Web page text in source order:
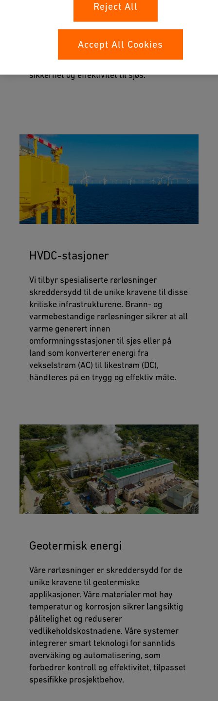
automatiseringsmuligheter, som
lette, korrosjons- og vedlikeholdsfrie
plast-rørsystemer med lang levetid for
sikkerhet og effektivitet til sjøs.
HVDC-stasjoner
Vi tilbyr spesialiserte rørløsninger
skreddersydd til de unike kravene til disse
kritiske infrastrukturene. Brann- og
varmebestandige rørløsninger sikrer at all
varme generert innen
omformningsstasjoner til sjøs eller på
land som konverterer energi fra
vekselstrøm (AC) til likestrøm (DC),
håndteres på en trygg og effektiv måte.
Geotermisk energi
Våre rørløsninger er skreddersydd for de
unike kravene til geotermiske
applikasjoner. Våre materialer mot høy
temperatur og korrosjon sikrer langsiktig
pålitelighet og reduserer
vedlikeholdskostnadene. Våre systemer
integrerer smart teknologi for sanntids
overvåking og automatisering, som
forbedrer kontroll og effektivitet, tilpasset
spesifikke prosjektbehov.
Reject All
Accept All Cookies